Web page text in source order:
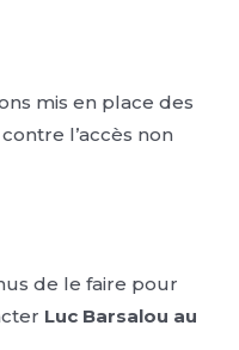
mis en place des
l’accès non
de le faire pour
Luc Barsalou au